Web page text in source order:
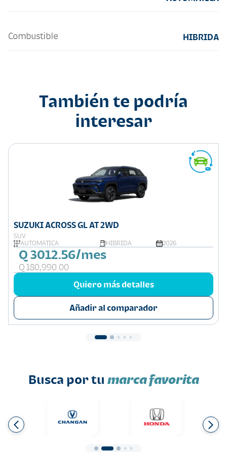
Combustible HIBRIDA
También te podría
interesar
SUZUKI ACROSS GL AT 2WD
SUV
AUTOMÁTICA
HIBRIDA 2026
Q 3012.56/mes
Q 180,990.00
Quiero más detalles
Añadir al comparador
Busca por tu marca favorita